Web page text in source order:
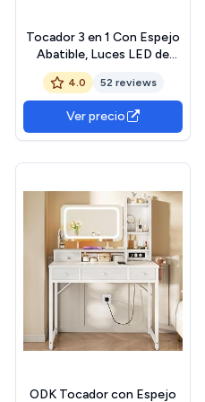
Tocador 3 en 1 Con Espejo
Abatible, Luces LED de
Brillo Ajustable, Escritorio
de Vidrio Visible, Compacto
Con 3 Cajones y Taburete
Acolchado Para Dormitorio
4.0 52 reviews
Ver precio
ODK Tocador con Espejo